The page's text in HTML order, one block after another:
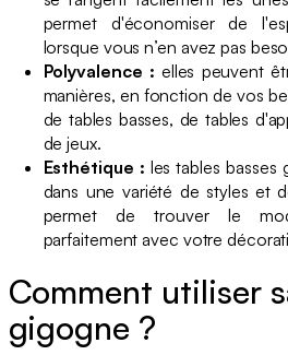
permet d'économiser de
lorsque vous n’en avez pas
Polyvalence : elles peuvent
manières, en fonction de vos
de tables basses, de tables
de jeux.
Esthétique : les tables basses
dans une variété de styles et
permet de trouver le
parfaitement avec votre
Comment utiliser
gigogne ?